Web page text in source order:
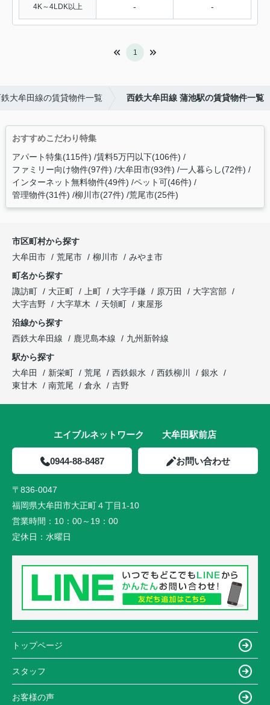
4K～4LDK以上 - -
1
大牟田線の賃貸物件一覧 西鉄大牟田線 蒲池駅の賃貸物件一覧
おすすめこだわり特集
アパート特集(115件) 賃料5万円以下(106件)
ファミリー向け物件(97件) 大牟田市(93件) 一人暮らし(72件)
インターネット無料物件(49件) ペット可(46件)
管理物件(31件) 柳川市(27件) 荒尾市(25件)
市区町村から探す
大牟田市
荒尾市 柳川市
みやま市
町名から探す
諏訪町
大正町 上町 大字手鎌 原万田
大字宮部
大字吉野
大字草木 天領町
東屋形
沿線から探す
西鉄大牟田線
鹿児島本線
九州新幹線
駅から探す
大牟田
新栄町 荒尾 西鉄銀水 西鉄柳川
銀水
東甘木
南荒尾 倉永 吉野
エイブルネットワーク 大牟田駅前店
0944-88-8487 お問い合わせ
〒836-0047
福岡県大牟田市大正町４丁目1-10
営業時間： 10：00～19：00
定休日： 水曜日
トップページ
スタッフ
お客様の声